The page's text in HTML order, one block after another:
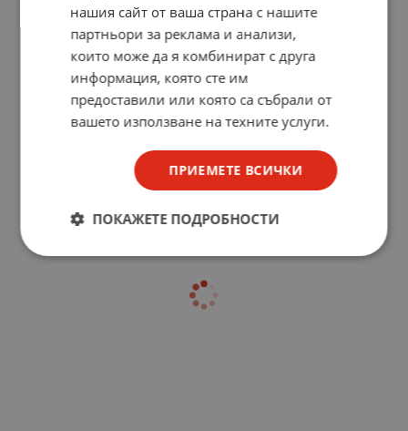
нашия сайт от ваша страна с нашите
партньори за реклама и анализи,
които може да я комбинират с друга
информация, която сте им
предоставили или която са събрали от
вашето използване на техните услуги.
ПРИЕМЕТЕ ВСИЧКИ
ПОКАЖЕТЕ ПОДРОБНОСТИ